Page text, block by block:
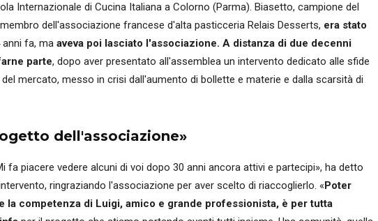
Internazionale di Cucina Italiana a Colorno (Parma). Biasetto, campione del
dell'associazione francese d'alta pasticceria Relais Desserts, era stato
anni fa, ma aveva poi lasciato l'associazione. A distanza di due decenni
parte, dopo aver presentato all'assemblea un intervento dedicato alle sfide
mercato, messo in crisi dall'aumento di bollette e materie e dalla scarsità di
dell'associazione»
fa piacere vedere alcuni di voi dopo 30 anni ancora attivi e partecipi», ha detto
ringraziando l'associazione per aver scelto di riaccoglierlo. «Poter
la competenza di Luigi, amico e grande professionista, è per tutta